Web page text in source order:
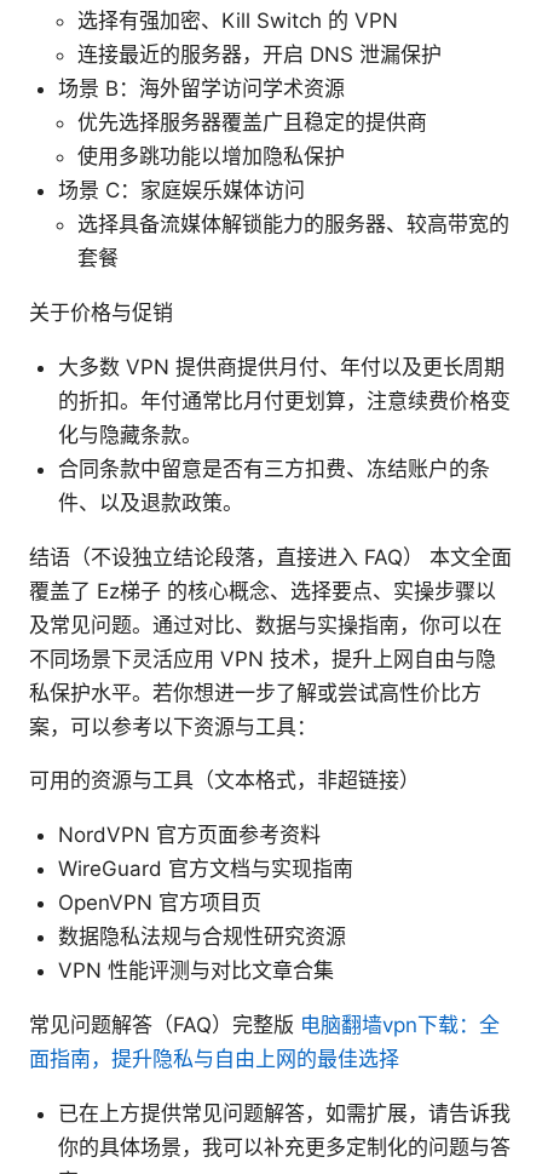
选择有强加密、Kill Switch 的 VPN
连接最近的服务器，开启 DNS 泄漏保护
场景 B：海外留学访问学术资源
优先选择服务器覆盖广且稳定的提供商
使用多跳功能以增加隐私保护
场景 C：家庭娱乐媒体访问
选择具备流媒体解锁能力的服务器、较高带宽的
套餐
关于价格与促销
大多数 VPN 提供商提供月付、年付以及更长周期
的折扣。年付通常比月付更划算，注意续费价格变
化与隐藏条款。
合同条款中留意是否有三方扣费、冻结账户的条
件、以及退款政策。
结语（不设独立结论段落，直接进入 FAQ） 本文全面
覆盖了 Ez梯子 的核心概念、选择要点、实操步骤以
及常见问题。通过对比、数据与实操指南，你可以在
不同场景下灵活应用 VPN 技术，提升上网自由与隐
私保护水平。若你想进一步了解或尝试高性价比方
案，可以参考以下资源与工具：
可用的资源与工具（文本格式，非超链接）
NordVPN 官方页面参考资料
WireGuard 官方文档与实现指南
OpenVPN 官方项目页
数据隐私法规与合规性研究资源
VPN 性能评测与对比文章合集
常见问题解答（FAQ）完整版 电脑翻墙vpn下载：全
面指南，提升隐私与自由上网的最佳选择
已在上方提供常见问题解答，如需扩展，请告诉我
你的具体场景，我可以补充更多定制化的问题与答